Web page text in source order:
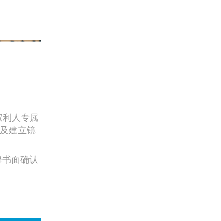
人专属
建立镜
面确认